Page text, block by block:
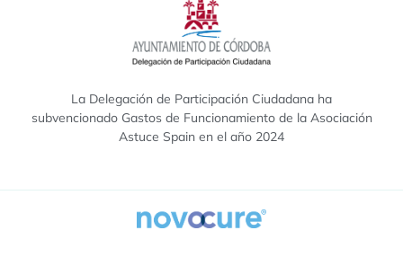
La Delegación de Participación Ciudadana ha
subvencionado Gastos de Funcionamiento de la Asociación
Astuce Spain en el año 2024